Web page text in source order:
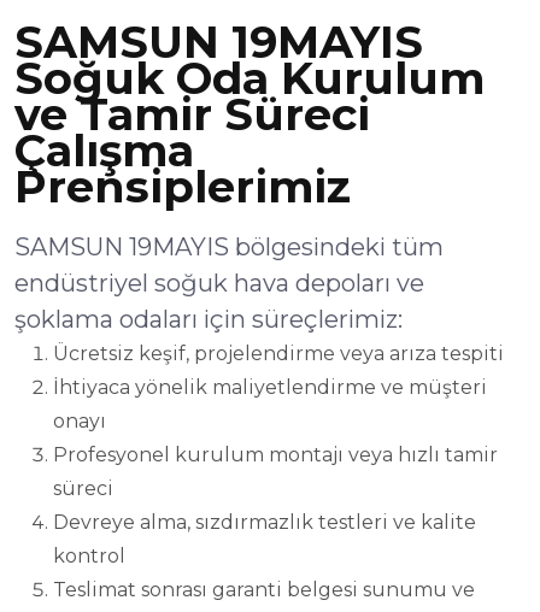
SAMSUN 19MAYIS
Soğuk Oda Kurulum
ve Tamir Süreci
Çalışma
Prensiplerimiz
SAMSUN 19MAYIS bölgesindeki tüm
endüstriyel soğuk hava depoları ve
şoklama odaları için süreçlerimiz:
Ücretsiz keşif, projelendirme veya arıza tespiti
İhtiyaca yönelik maliyetlendirme ve müşteri
onayı
Profesyonel kurulum montajı veya hızlı tamir
süreci
Devreye alma, sızdırmazlık testleri ve kalite
kontrol
Teslimat sonrası garanti belgesi sunumu ve